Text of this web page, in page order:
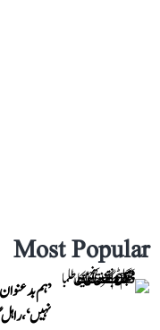
Most Popular
’ہم
نہیں‘،